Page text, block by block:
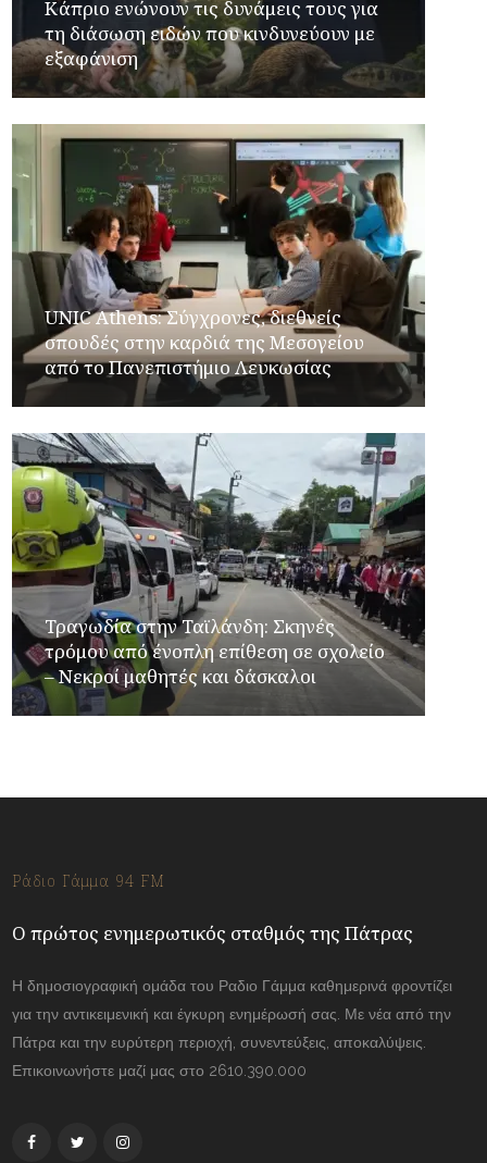
Κάπριο ενώνουν τις δυνάμεις τους για
τη διάσωση ειδών που κινδυνεύουν με
εξαφάνιση
UNIC Athens: Σύγχρονες, διεθνείς
σπουδές στην καρδιά της Μεσογείου
από το Πανεπιστήμιο Λευκωσίας
Τραγωδία στην Ταϊλάνδη: Σκηνές
τρόμου από ένοπλη επίθεση σε σχολείο
– Νεκροί μαθητές και δάσκαλοι
Ράδιο Γάμμα 94 FM
Ο πρώτος ενημερωτικός σταθμός της Πάτρας
Η δημοσιογραφική ομάδα του Ραδιο Γάμμα καθημερινά φροντίζει
για την αντικειμενική και έγκυρη ενημέρωσή σας. Με νέα από την
Πάτρα και την ευρύτερη περιοχή, συνεντεύξεις, αποκαλύψεις.
Επικοινωνήστε μαζί μας στο 2610.390.000